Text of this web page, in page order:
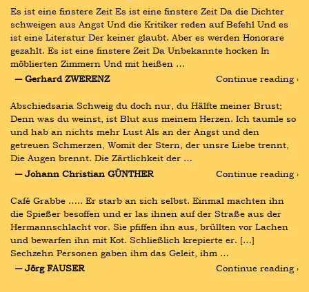
Es ist eine finstere Zeit Es ist eine finstere Zeit Da die Dichter
schweigen aus Angst Und die Kritiker reden auf Befehl Und es
ist eine Literatur Der keiner glaubt. Aber es werden Honorare
gezahlt. Es ist eine finstere Zeit Da Unbekannte hocken In
möblierten Zimmern Und mit heißen …
― Gerhard ZWERENZ
Continue reading ›
Abschiedsaria Schweig du doch nur, du Hälfte meiner Brust;
Denn was du weinst, ist Blut aus meinem Herzen. Ich taumle so
und hab an nichts mehr Lust Als an der Angst und den
getreuen Schmerzen, Womit der Stern, der unsre Liebe trennt,
Die Augen brennt. Die Zärtlichkeit der …
― Johann Christian GÜNTHER
Continue reading ›
Café Grabbe ….. Er starb an sich selbst. Einmal machten ihn
die Spießer besoffen und er las ihnen auf der Straße aus der
Hermannschlacht vor. Sie pfiffen ihn aus, brüllten vor Lachen
und bewarfen ihn mit Kot. Schließlich krepierte er. […]
Sechzehn Personen gaben ihm das Geleit, ihm …
― Jörg FAUSER
Continue reading ›